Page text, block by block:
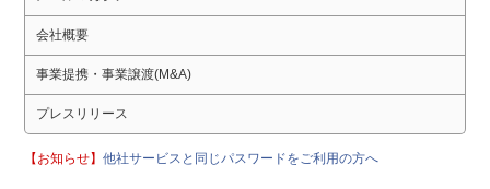
会社概要
事業提携・事業譲渡(M&A)
プレスリリース
【お知らせ】他社サービスと同じパスワードをご利用の方へ